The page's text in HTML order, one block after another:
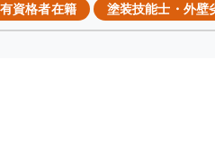
有資格者在籍 塗装技能士・外壁